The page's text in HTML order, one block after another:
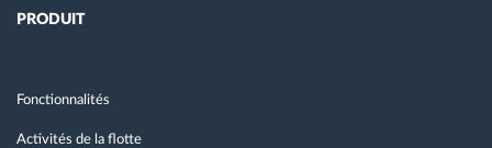
PRODUIT
Fonctionnalités
Activités de la flotte